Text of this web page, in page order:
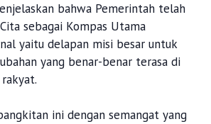
bahwa Pemerintah telah
sebagai Kompas Utama
yaitu delapan misi besar untuk
yang benar-benar terasa di
ini dengan semangat yang